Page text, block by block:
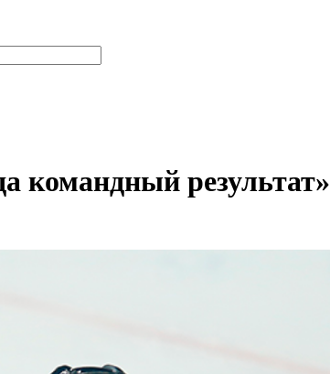
командный результат»